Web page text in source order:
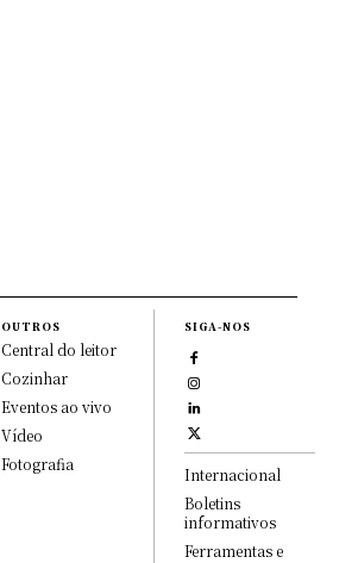
OUTROS
Central do leitor
Cozinhar
Eventos ao vivo
Vídeo
Fotografia
SIGA-NOS
Internacional
Boletins
informativos
Ferramentas e